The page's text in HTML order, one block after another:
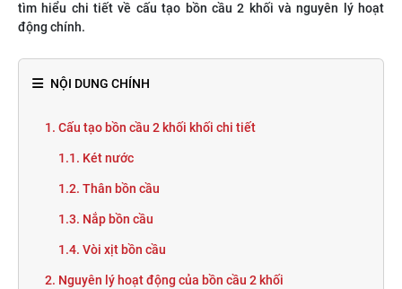
tìm hiểu chi tiết về cấu tạo bồn cầu 2 khối và nguyên lý hoạt
động chính.
NỘI DUNG CHÍNH
1. Cấu tạo bồn cầu 2 khối khối chi tiết
1.1. Két nước
1.2. Thân bồn cầu
1.3. Nắp bồn cầu
1.4. Vòi xịt bồn cầu
2. Nguyên lý hoạt động của bồn cầu 2 khối